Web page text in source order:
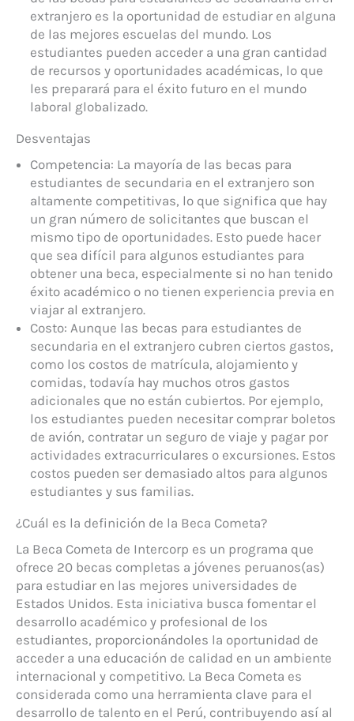
extranjero es la oportunidad de estudiar en alguna
de las mejores escuelas del mundo. Los
estudiantes pueden acceder a una gran cantidad
de recursos y oportunidades académicas, lo que
les preparará para el éxito futuro en el mundo
laboral globalizado.
Desventajas
Competencia: La mayoría de las becas para
estudiantes de secundaria en el extranjero son
altamente competitivas, lo que significa que hay
un gran número de solicitantes que buscan el
mismo tipo de oportunidades. Esto puede hacer
que sea difícil para algunos estudiantes para
obtener una beca, especialmente si no han tenido
éxito académico o no tienen experiencia previa en
viajar al extranjero.
Costo: Aunque las becas para estudiantes de
secundaria en el extranjero cubren ciertos gastos,
como los costos de matrícula, alojamiento y
comidas, todavía hay muchos otros gastos
adicionales que no están cubiertos. Por ejemplo,
los estudiantes pueden necesitar comprar boletos
de avión, contratar un seguro de viaje y pagar por
actividades extracurriculares o excursiones. Estos
costos pueden ser demasiado altos para algunos
estudiantes y sus familias.
¿Cuál es la definición de la Beca Cometa?
La Beca Cometa de Intercorp es un programa que
ofrece 20 becas completas a jóvenes peruanos(as)
para estudiar en las mejores universidades de
Estados Unidos. Esta iniciativa busca fomentar el
desarrollo académico y profesional de los
estudiantes, proporcionándoles la oportunidad de
acceder a una educación de calidad en un ambiente
internacional y competitivo. La Beca Cometa es
considerada como una herramienta clave para el
desarrollo de talento en el Perú, contribuyendo así al